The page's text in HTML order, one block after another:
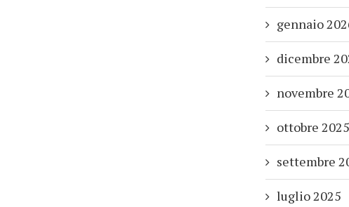
gennaio
dicembre
novembre
ottobre 2025
settembre
luglio 2025